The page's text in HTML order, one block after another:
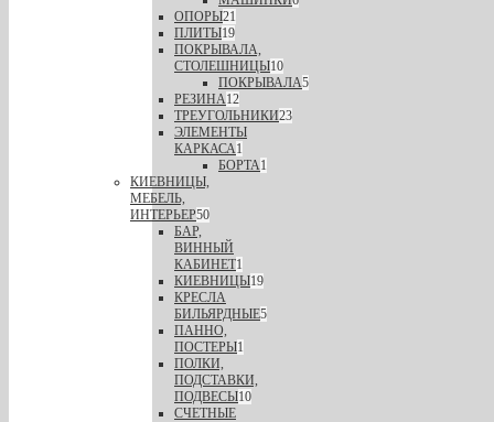
ОПОРЫ21
ПЛИТЫ19
ПОКРЫВАЛА,
СТОЛЕШНИЦЫ10
ПОКРЫВАЛА5
РЕЗИНА12
ТРЕУГОЛЬНИКИ23
ЭЛЕМЕНТЫ
КАРКАСА1
БОРТА1
КИЕВНИЦЫ,
МЕБЕЛЬ,
ИНТЕРЬЕР50
БАР,
ВИННЫЙ
КАБИНЕТ1
КИЕВНИЦЫ19
КРЕСЛА
БИЛЬЯРДНЫЕ5
ПАННО,
ПОСТЕРЫ1
ПОЛКИ,
ПОДСТАВКИ,
ПОДВЕСЫ10
СЧЕТНЫЕ